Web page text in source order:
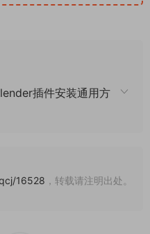
插件安装通用方
16528 ，转载请注明出处。